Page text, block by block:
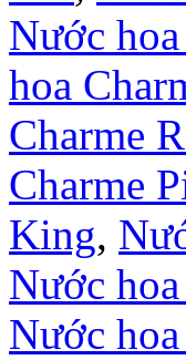
Nước
hoa
Charme
Charme
King,
Nước
Nước